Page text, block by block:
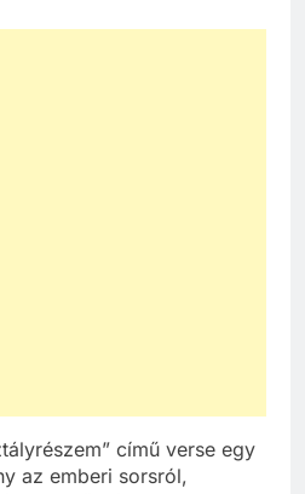
című verse egy
az emberi sorsról,